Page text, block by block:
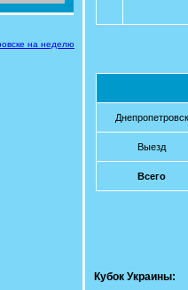
Днепропетровск
Выезд
Всего
Кубок Украины: